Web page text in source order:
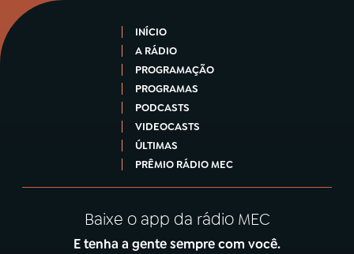
INÍCIO
A RÁDIO
PROGRAMAÇÃO
PROGRAMAS
PODCASTS
VIDEOCASTS
ÚLTIMAS
PRÊMIO RÁDIO MEC
Baixe o app da rádio MEC
E tenha a gente sempre com você.